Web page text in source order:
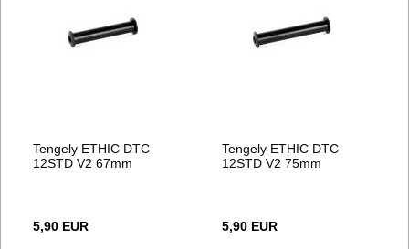
Tengely ETHIC DTC
12STD V2 67mm
5,90 EUR
Tengely ETHIC DTC
12STD V2 75mm
5,90 EUR